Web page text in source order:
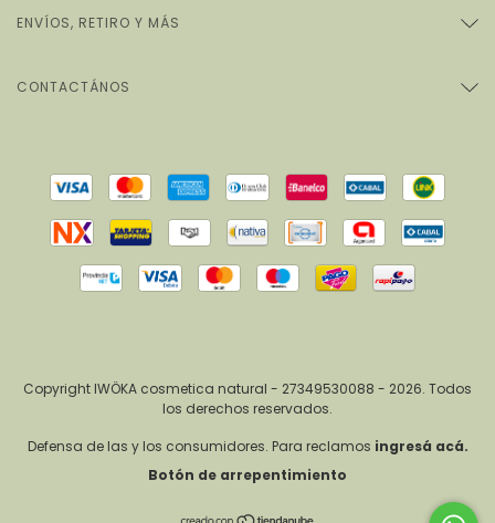
ENVÍOS, RETIRO Y MÁS
CONTACTÁNOS
Copyright IWÖKA cosmetica natural - 27349530088 - 2026. Todos
los derechos reservados.
Defensa de las y los consumidores. Para reclamos ingresá acá.
Botón de arrepentimiento